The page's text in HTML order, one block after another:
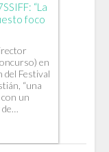
“La
foco
en
del Festival
“una
un
de…